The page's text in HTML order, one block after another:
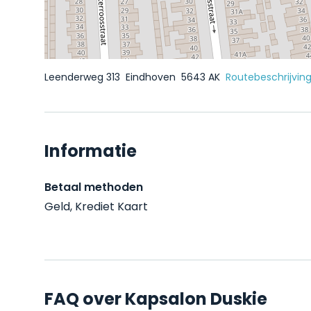
Leenderweg 313 Eindhoven 5643 AK Routebeschrijving
Informatie
Betaal methoden
Geld, Krediet Kaart
FAQ over Kapsalon Duskie